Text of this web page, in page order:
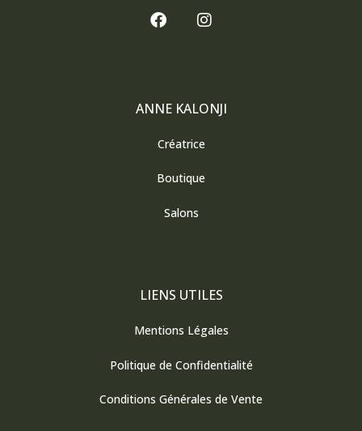
F
a
o
I
n
r
m
ANNE KALONJI
Créatrice
Boutique
Salons
LIENS UTILES
Mentions Légales
Politique de Confidentialité
Conditions Générales de Vente